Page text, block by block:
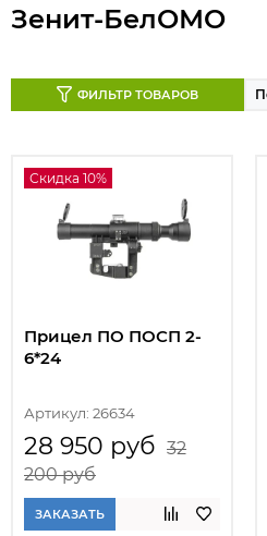
Зенит-БелОМО
ФИЛЬТР ТОВАРОВ
Скидка 10%
Прицел ПО ПОСП 2-
6*24
Артикул: 26634
28 950 руб 32
200 руб
ЗАКАЗАТЬ